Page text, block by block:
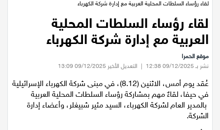
عيلبون
دير حنا
سخنين
عرابة
اخبار عالمية
الرئيسية / مجالس محليه
/
لقاء رؤساء السلطات المحلية
العربية مع إدارة شركة الكهرباء
موقع الحمرا
عُقد يوم أمس، الاثنين (8.12)، في مبنى شركة الكهرباء الإسرائيلية
في حيفا، لقاءٌ مهم بمشاركة رؤساء السلطات المحلية العربية
بالمدير العام لشركة الكهرباء، السيد مئير شبيغلر، وأعضاء إدارة